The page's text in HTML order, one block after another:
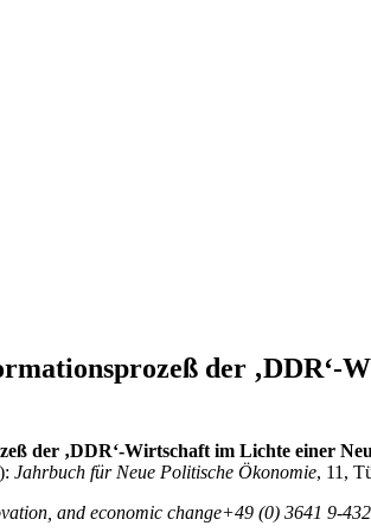
der ‚DDR‘-
der ‚DDR‘-Wirtschaft im Lichte einer
Jahrbuch für Neue Politische Ökono­mie, 11,
and economic change+49 (0) 3641 9-